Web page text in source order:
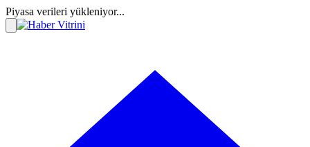
Piyasa verileri yükleniyor...